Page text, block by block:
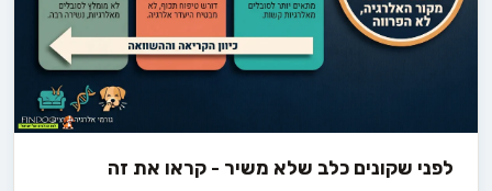
לפני שקונים כלב שלא משיר - קראו את זה